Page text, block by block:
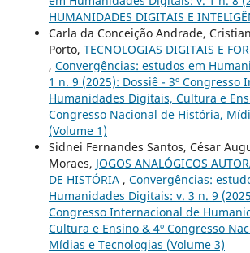
HUMANIDADES DIGITAIS E
Carla da Conceição Andrade,
Porto, TECNOLOGIAS DIGITAIS E
, Convergências: estudos em
1 n. 9 (2025): Dossiê - 3º Congresso
Humanidades Digitais, Cultura e
Congresso Nacional de História,
(Volume 1)
Sidnei Fernandes Santos, César
Moraes, JOGOS ANALÓGICOS
DE HISTÓRIA , Convergências:
Humanidades Digitais: v. 3 n. 9
Congresso Internacional de
Cultura e Ensino & 4º Congresso
Mídias e Tecnologias (Volume 3)